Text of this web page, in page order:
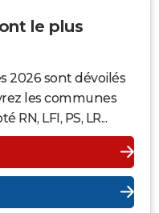
le plus
2026 sont dévoilés
les communes
LFI, PS, LR...